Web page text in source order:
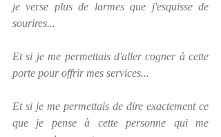
je verse plus de larmes que j'esquisse de
sourires...
Et si je me permettais d'aller cogner à cette
porte pour offrir mes services...
Et si je me permettais de dire exactement ce
que je pense à cette personne qui me